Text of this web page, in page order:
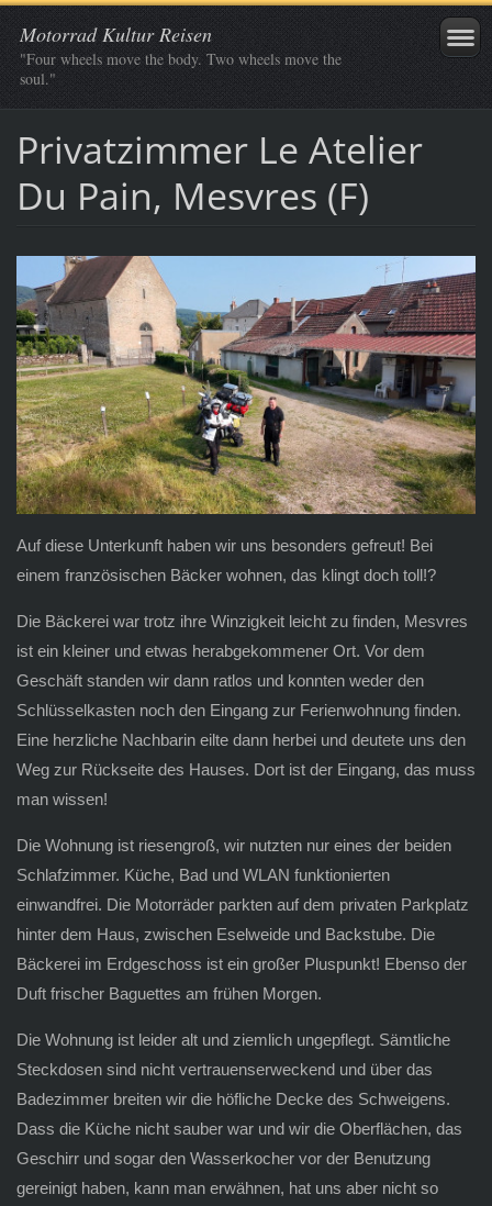
Motorrad Kultur Reisen
"Four wheels move the body. Two wheels move the
soul."
Privatzimmer Le Atelier
Du Pain, Mesvres (F)
Auf diese Unterkunft haben wir uns besonders gefreut! Bei
einem französischen Bäcker wohnen, das klingt doch toll!?
Die Bäckerei war trotz ihre Winzigkeit leicht zu finden, Mesvres
ist ein kleiner und etwas herabgekommener Ort. Vor dem
Geschäft standen wir dann ratlos und konnten weder den
Schlüsselkasten noch den Eingang zur Ferienwohnung finden.
Eine herzliche Nachbarin eilte dann herbei und deutete uns den
Weg zur Rückseite des Hauses. Dort ist der Eingang, das muss
man wissen!
Die Wohnung ist riesengroß, wir nutzten nur eines der beiden
Schlafzimmer. Küche, Bad und WLAN funktionierten
einwandfrei. Die Motorräder parkten auf dem privaten Parkplatz
hinter dem Haus, zwischen Eselweide und Backstube. Die
Bäckerei im Erdgeschoss ist ein großer Pluspunkt! Ebenso der
Duft frischer Baguettes am frühen Morgen.
Die Wohnung ist leider alt und ziemlich ungepflegt. Sämtliche
Steckdosen sind nicht vertrauenserweckend und über das
Badezimmer breiten wir die höfliche Decke des Schweigens.
Dass die Küche nicht sauber war und wir die Oberflächen, das
Geschirr und sogar den Wasserkocher vor der Benutzung
gereinigt haben, kann man erwähnen, hat uns aber nicht so